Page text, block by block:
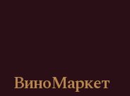
ВиноМаркет